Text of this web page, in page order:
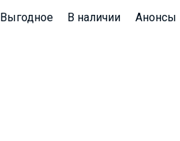
Выгодное В наличии Анонсы